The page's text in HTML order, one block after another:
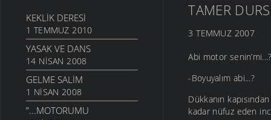
KEKLIK DERESI
1 TEMMUZ 2010
YASAK VE DANS
14 NISAN 2008
GELME SALIM
1 NISAN 2008
”...MOTORUMU
TAMER
3 TEMMUZ 2007
Abi motor senin’mi...?
-Boyuyalım abi...?
Dükkanın
kadar nüfuz eden